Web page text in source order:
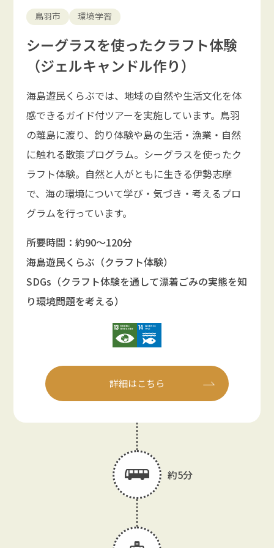
鳥羽市 環境学習
シーグラスを使ったクラフト体験
（ジェルキャンドル作り）
海島遊民くらぶでは、地域の自然や生活文化を体
感できるガイド付ツアーを実施しています。鳥羽
の離島に渡り、釣り体験や島の生活・漁業・自然
に触れる散策プログラム。シーグラスを使ったク
ラフト体験。自然と人がともに生きる伊勢志摩
で、海の環境について学び・気づき・考えるプロ
グラムを行っています。
所要時間：約90～120分
海島遊民くらぶ（クラフト体験）
SDGs（クラフト体験を通して漂着ごみの実態を知
り環境問題を考える）
詳細はこちら
約5分